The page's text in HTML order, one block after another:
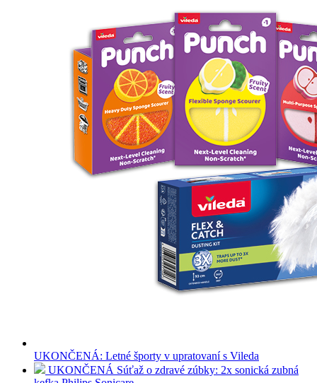
UKONČENÁ: Letné športy v upratovaní s Vileda
UKONČENÁ Súťaž o zdravé zúbky: 2x sonická zubná